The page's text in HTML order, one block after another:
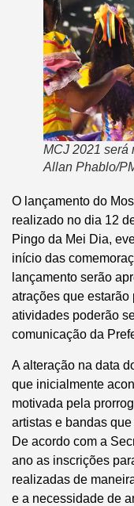
MCJ 2021 será
Allan Phablo/
O lançamento do
realizado no dia 12
Pingo da Mei Dia,
início das
lançamento serão
atrações que
atividades poderão
comunicação da
A alteração na data
que inicialmente
motivada pela
artistas e bandas
De acordo com a
ano as inscrições
realizadas de
e a necessidade de